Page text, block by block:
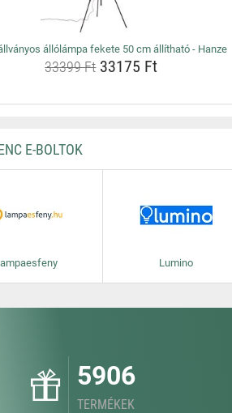
állólámpa fekete 50 cm állítható - Hanze
33399 Ft33175 Ft
E-BOLTOK
Lumino
5906
TERMÉKEK